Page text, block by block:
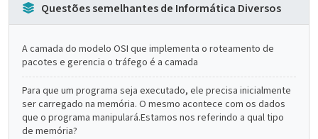
Questões semelhantes de Informática Diversos
A camada do modelo OSI que implementa o roteamento de
pacotes e gerencia o tráfego é a camada
Para que um programa seja executado, ele precisa inicialmente
ser carregado na memória. O mesmo acontece com os dados
que o programa manipulará.Estamos nos referindo a qual tipo
de memória?